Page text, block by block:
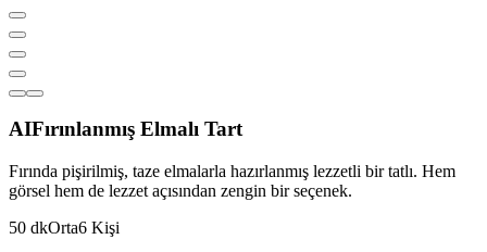
AIFırınlanmış Elmalı Tart
Fırında pişirilmiş, taze elmalarla hazırlanmış lezzetli bir tatlı. Hem
görsel hem de lezzet açısından zengin bir seçenek.
50 dkOrta6 Kişi